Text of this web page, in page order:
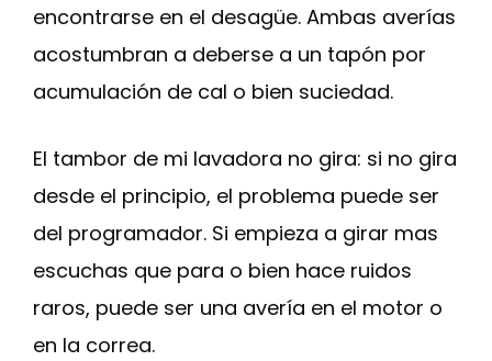
encontrarse en el desagüe. Ambas averías
acostumbran a deberse a un tapón por
acumulación de cal o bien suciedad.
El tambor de mi lavadora no gira: si no gira
desde el principio, el problema puede ser
del programador. Si empieza a girar mas
escuchas que para o bien hace ruidos
raros, puede ser una avería en el motor o
en la correa.